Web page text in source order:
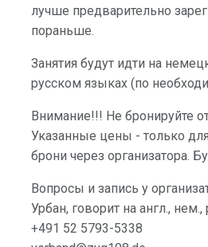
лучше предварительно
пораньше.
Занятия будут идти на
русском языках (по
Внимание!!! Не бронируйте
Указанные цены - только
брони через организатора.
Вопросы и запись у
Урбан, говорит на англ., нем.,
+491 52 5793-5338